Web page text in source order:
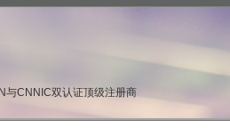
与CNNIC双认证顶级注册商